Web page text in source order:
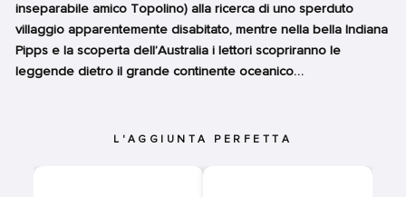
inseparabile amico Topolino) alla ricerca di uno sperduto
villaggio apparentemente disabitato, mentre nella bella Indiana
Pipps e la scoperta dell’Australia i lettori scopriranno le
leggende dietro il grande continente oceanico…
L'AGGIUNTA PERFETTA